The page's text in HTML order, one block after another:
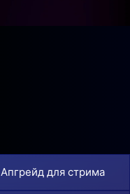
Апгрейд для стрима